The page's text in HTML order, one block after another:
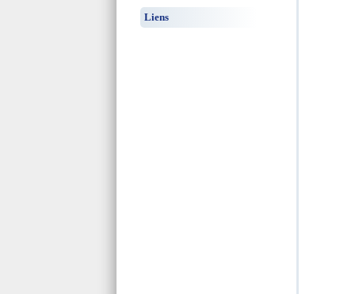
Liens